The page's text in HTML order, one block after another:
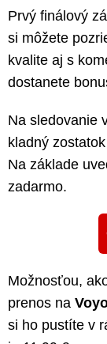
Prvý finálový
si môžete
kvalite aj s
dostanete
Na sledovanie
kladný
Na základe
zadarmo.
Možnosťou,
prenos na
si ho pustíte v